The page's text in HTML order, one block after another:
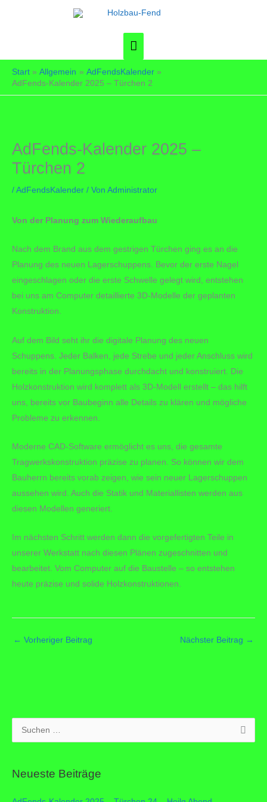
Hauptmenü
Start Allgemein
AdFendsKalender
AdFends-Kalender 2025 – Türchen 2
AdFends-Kalender 2025 –
Türchen 2
/AdFendsKalender / Von Administrator
Von der Planung zum Wiederaufbau
Nach dem Brand aus dem gestrigen Türchen ging es an die
Planung des neuen Lagerschuppens. Bevor der erste Nagel
eingeschlagen oder die erste Schwelle gelegt wird, entstehen
bei uns am Computer detaillierte 3D-Modelle der geplanten
Konstruktion.
Auf dem Bild seht ihr die digitale Planung des neuen
Schuppens. Jeder Balken, jede Strebe und jeder Anschluss wird
bereits in der Planungsphase durchdacht und konstruiert. Die
Holzkonstruktion wird komplett als 3D-Modell erstellt – das hilft
uns, bereits vor Baubeginn alle Details zu klären und mögliche
Probleme zu erkennen.
Moderne CAD-Software ermöglicht es uns, die gesamte
Tragwerkskonstruktion präzise zu planen. So können wir dem
Bauherrn bereits vorab zeigen, wie sein neuer Lagerschuppen
aussehen wird. Auch die Statik und Materiallisten werden aus
diesen Modellen generiert.
Im nächsten Schritt werden dann die vorgefertigten Teile in
unserer Werkstatt nach diesen Plänen zugeschnitten und
bearbeitet. Vom Computer auf die Baustelle – so entstehen
heute präzise und solide Holzkonstruktionen.
← Vorheriger Beitrag Nächster Beitrag →
u
h
Neueste Beiträge